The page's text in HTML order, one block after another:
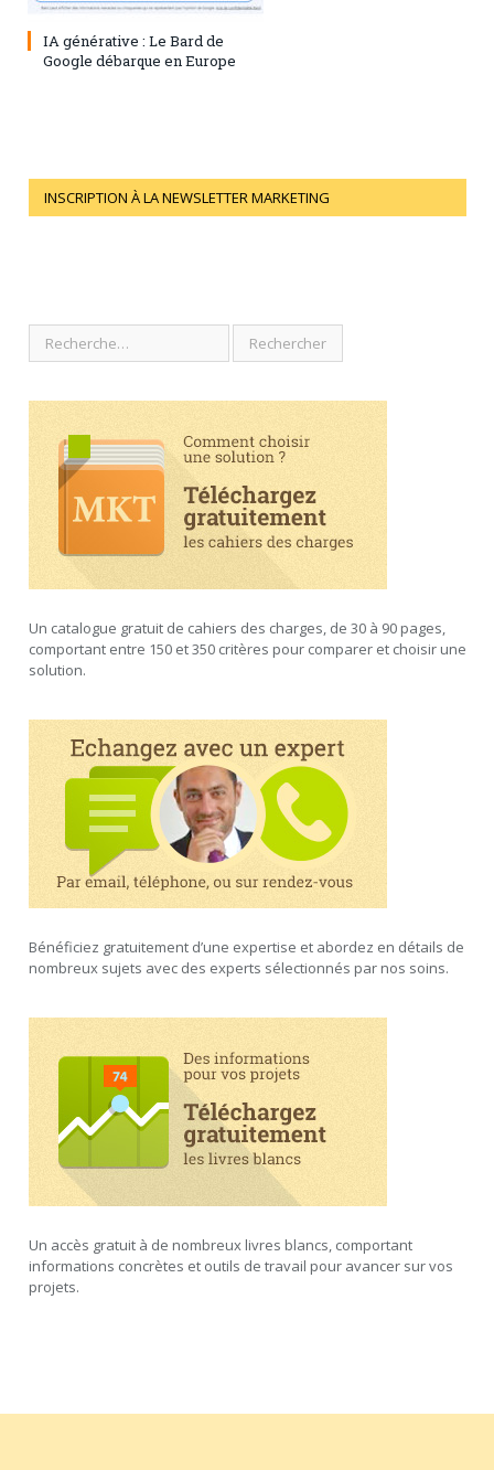
28 juillet 2023 0
IA générative : Le Bard de
Google débarque en Europe
INSCRIPTION À LA NEWSLETTER MARKETING
Un catalogue gratuit de cahiers des charges, de 30 à 90 pages,
comportant entre 150 et 350 critères pour comparer et choisir une
solution.
Bénéficiez gratuitement d’une expertise et abordez en détails de
nombreux sujets avec des experts sélectionnés par nos soins.
Un accès gratuit à de nombreux livres blancs, comportant
informations concrètes et outils de travail pour avancer sur vos
projets.